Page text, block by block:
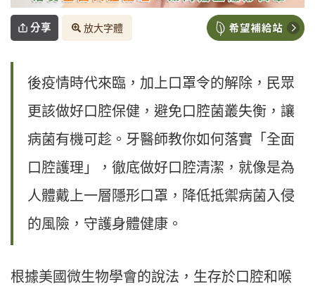
分享 放大字體
後疫情時代來臨，加上口罩令的解除，民眾
更該做好口腔保健，避免口腔菌叢失衡，讓
病菌有機可趁。牙醫師教你如何落實「全面
口腔護理」，徹底做好口腔清潔，就像是為
人體戴上一層隱形口罩，降低抵禦病菌入侵
的風險，守護身體健康。
根據美國微生物學會的說法，生存於口腔和喉